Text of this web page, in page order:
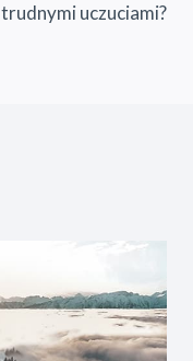
trudnymi uczuciami?